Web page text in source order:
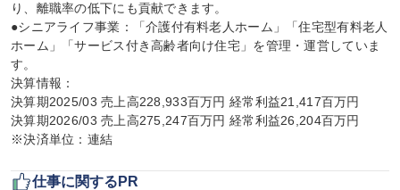
り、離職率の低下にも貢献できます。
●シニアライフ事業：「介護付有料老人ホーム」「住宅型有料老人
ホーム」「サービス付き高齢者向け住宅」を管理・運営していま
す。
決算情報：
決算期2025/03 売上高228,933百万円 経常利益21,417百万円
決算期2026/03 売上高275,247百万円 経常利益26,204百万円
※決済単位：連結
仕事に関するPR